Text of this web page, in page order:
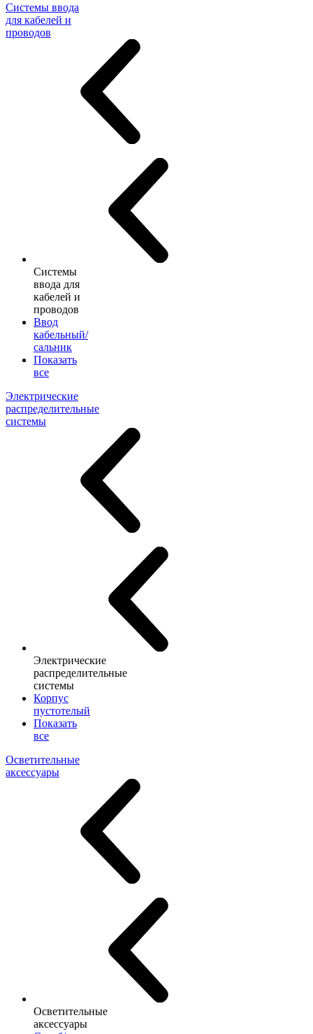
Системы ввода
для кабелей и
проводов
Системы
ввода для
кабелей и
проводов
Ввод
кабельный/
сальник
Показать
все
Электрические
распределительные
системы
Электрические
распределительные
системы
Корпус
пустотелый
Показать
все
Осветительные
аксессуары
Осветительные
аксессуары